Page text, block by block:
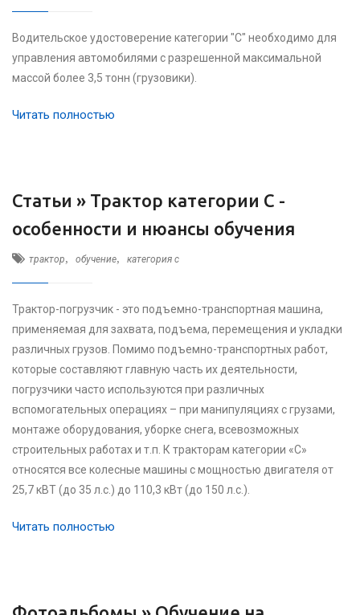
Водительское удостоверение категории "С" необходимо для
управления автомобилями с разрешенной максимальной
массой более 3,5 тонн (грузовики).
Читать полностью
Статьи » Трактор категории C -
особенности и нюансы обучения
трактор, обучение, категория c
Трактор-погрузчик - это подъемно-транспортная машина,
применяемая для захвата, подъема, перемещения и укладки
различных грузов. Помимо подъемно-транспортных работ,
которые составляют главную часть их деятельности,
погрузчики часто используются при различных
вспомогательных операциях – при манипуляциях с грузами,
монтаже оборудования, уборке снега, всевозможных
строительных работах и т.п. К тракторам категории «С»
относятся все колесные машины с мощностью двигателя от
25,7 кВТ (до 35 л.с.) до 110,3 кВт (до 150 л.с.).
Читать полностью